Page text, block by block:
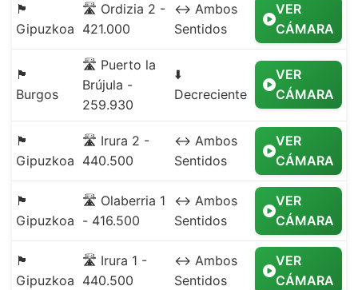
🏴
Gipuzkoa
🛣️ Ordizia 2 -
421.000
↔️ Ambos
Sentidos
VER
CÁMARA
🏴
Burgos
🛣️ Puerto la
Brújula -
259.930
⬇️
Decreciente
VER
CÁMARA
🏴
Gipuzkoa
🛣️ Irura 2 -
440.500
↔️ Ambos
Sentidos
VER
CÁMARA
🏴
Gipuzkoa
🛣️ Olaberria 1
- 416.500
↔️ Ambos
Sentidos
VER
CÁMARA
🏴
Gipuzkoa
🛣️ Irura 1 -
440.500
↔️ Ambos
Sentidos
VER
CÁMARA